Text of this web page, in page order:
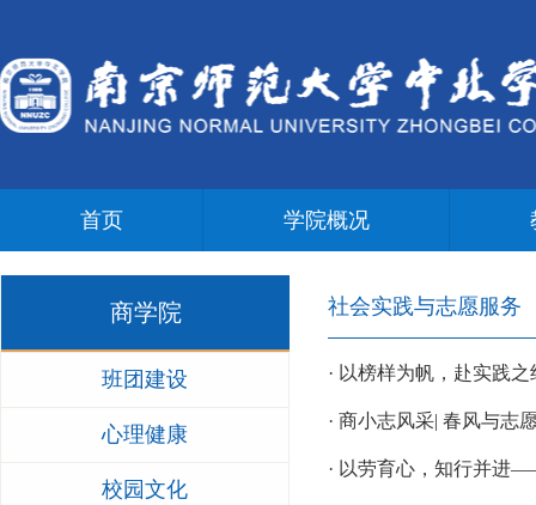
首页 学院概况
商学院
班团建设
心理健康
校园文化
社会实践与志愿服务
· 以榜样为帆，赴实践
· 商小志风采| 春风与
· 以劳育心，知行并进